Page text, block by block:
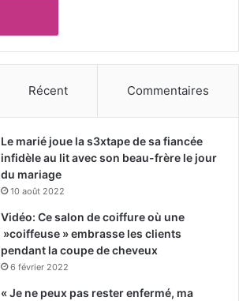
Récent Commentaires
Le marié joue la s3xtape de sa fiancée
infidèle au lit avec son beau-frère le jour
du mariage
10 août 2022
Vidéo: Ce salon de coiffure où une
»coiffeuse » embrasse les clients
pendant la coupe de cheveux
6 février 2022
« Je ne peux pas rester enfermé, ma